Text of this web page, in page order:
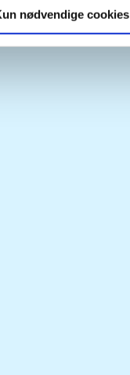
nødvendige cookies